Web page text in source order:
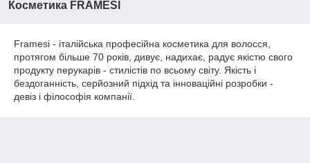
Косметика FRAMESI
Framesi - італійська професійна косметика для волосся,
протягом більше 70 років, дивує, надихає, радує якістю свого
продукту перукарів - стилістів по всьому світу. Якість і
бездоганність, серйозний підхід та інноваційні розробки -
девіз і філософія компанії.